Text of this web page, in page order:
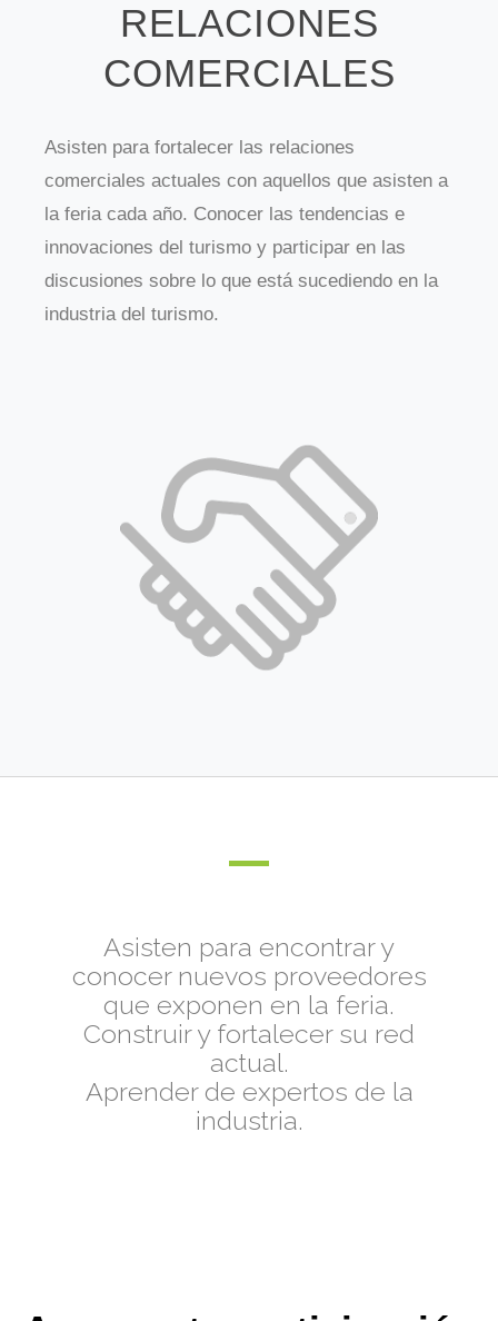
RELACIONES
COMERCIALES
Asisten para fortalecer las relaciones
comerciales actuales con aquellos que asisten a
la feria cada año. Conocer las tendencias e
innovaciones del turismo y participar en las
discusiones sobre lo que está sucediendo en la
industria del turismo.
Asisten para encontrar y
conocer nuevos proveedores
que exponen en la feria.
Construir y fortalecer su red
actual.
Aprender de expertos de la
industria.